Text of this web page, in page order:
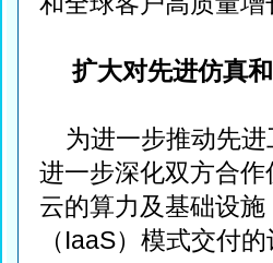
扩大对先进仿真
为进一步推动先进
进一步深化双方合
云的算力及基础设
（IaaS）模式交付